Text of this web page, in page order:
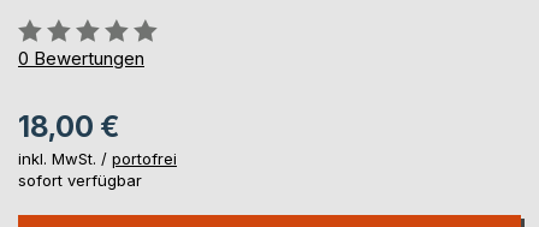
Bewertung::
0%
0 Bewertungen
18,00 €
inkl. MwSt. / portofrei
sofort verfügbar